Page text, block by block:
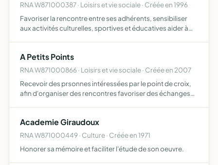
RNA W871000387 · Loisirs et vie sociale · Créée en 1996
Favoriser la rencontre entre ses adhérents, sensibiliser
aux activités culturelles, sportives et éducatives aider à
A Petits Points
RNA W871000866 · Loisirs et vie sociale · Créée en 2007
Recevoir des prsonnes intéressées par le point de croix,
afin d'organiser des rencontres favoriser des échanges
Academie Giraudoux
RNA W871000449 · Culture · Créée en 1971
Honorer sa mémoire et faciliter l'étude de son oeuvre.